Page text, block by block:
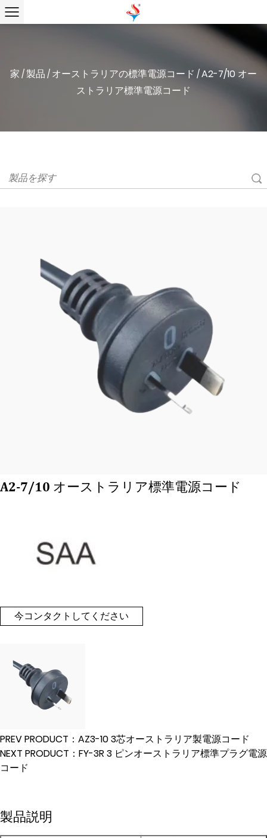
家 /製品 / オーストラリアの標準電源コード /A2-7/10 オー
ストラリア標準電源コード
A2-7/10 オーストラリア標準電源コード
今コンタクトしてください
PREV PRODUCT：AZ3-10 3芯オーストラリア製電源コード
NEXT PRODUCT：FY-3R 3 ピンオーストラリア標準プラグ電源
コード
製品説明